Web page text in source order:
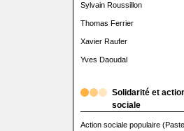
Sylvain Roussillon
Thomas Ferrier
Xavier Raufer
Yves Daoudal
Solidarité et
sociale
Action sociale populaire